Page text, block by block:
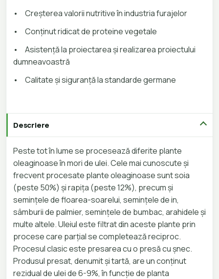
•
Creșterea valorii nutritive în industria furajelor
•
Conținut ridicat de proteine vegetale
•
Asistență la proiectarea și realizarea proiectului
dumneavoastră
•
Calitate și siguranță la standarde germane
Descriere
Peste tot în lume se procesează diferite plante
oleaginoase în mori de ulei. Cele mai cunoscute și
frecvent procesate plante oleaginoase sunt soia
(peste 50%) și rapița (peste 12%), precum și
semințele de floarea-soarelui, semințele de in,
sâmburii de palmier, semințele de bumbac, arahidele și
multe altele. Uleiul este filtrat din aceste plante prin
procese care parțial se completează reciproc.
Procesul clasic este presarea cu o presă cu șnec.
Produsul presat, denumit și tartă, are un conținut
rezidual de ulei de 6-9%, în funcție de planta